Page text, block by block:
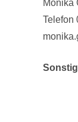
Monika
Telefon